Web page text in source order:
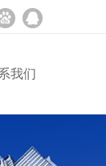
我们